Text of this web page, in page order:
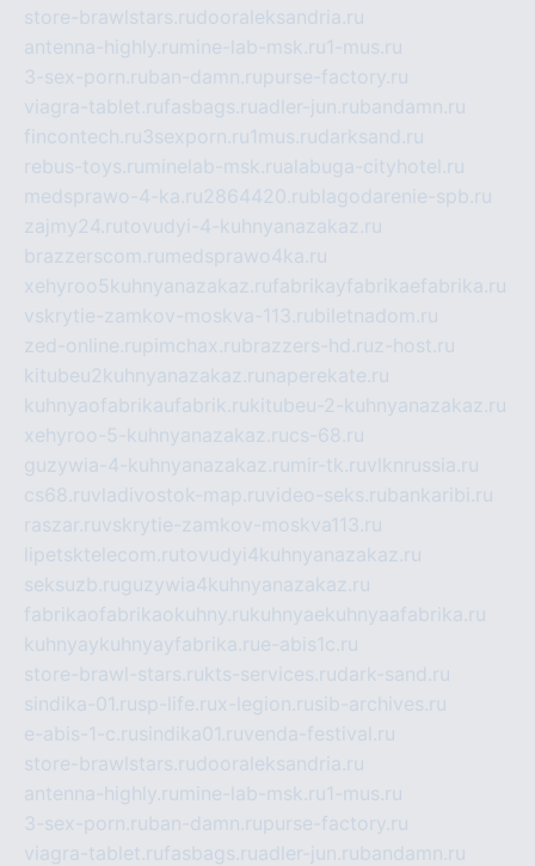
store-brawlstars.rudooraleksandria.ru
antenna-highly.ru mine-lab-msk.ru1-mus.ru
3-sex-porn.ruban-damn.rupurse-factory.ru
viagra-tablet.rufasbags.ruadler-jun.rubandamn.ru
fincontech.ru3sexporn.ru1mus.rudarksand.ru
rebus-toys.ru minelab-msk.rualabuga-cityhotel.ru
medsprawo-4-ka.ru2864420.rublagodarenie-spb.ru
zajmy24.rutovudyi-4-kuhnyanazakaz.ru
brazzerscom.ru medsprawo4ka.ru
xehyroo5kuhnyanazakaz.rufabrikayfabrikaefabrika.ru
vskrytie-zamkov-moskva-113.rubiletnadom.ru
zed-online.rupimchax.rubrazzers-hd.ruz-host.ru
kitubeu2kuhnyanazakaz.ru naperekate.ru
kuhnyaofabrikaufabrik.rukitubeu-2-kuhnyanazakaz.ru
xehyroo-5-kuhnyanazakaz.rucs-68.ru
guzywia-4-kuhnyanazakaz.ru mir-tk.ruvlknrussia.ru
cs68.ruvladivostok-map.ruvideo-seks.rubankaribi.ru
raszar.ruvskrytie-zamkov-moskva113.ru
lipetsktelecom.rutovudyi4kuhnyanazakaz.ru
seksuzb.ruguzywia4kuhnyanazakaz.ru
fabrikaofabrikaokuhny.rukuhnyaekuhnyaafabrika.ru
kuhnyaykuhnyayfabrika.rue-abis1c.ru
store-brawl-stars.rukts-services.rudark-sand.ru
sindika-01.rusp-life.rux-legion.rusib-archives.ru
e-abis-1-c.rusindika01.ruvenda-festival.ru
store-brawlstars.rudooraleksandria.ru
antenna-highly.ru mine-lab-msk.ru1-mus.ru
3-sex-porn.ruban-damn.rupurse-factory.ru
viagra-tablet.rufasbags.ruadler-jun.rubandamn.ru